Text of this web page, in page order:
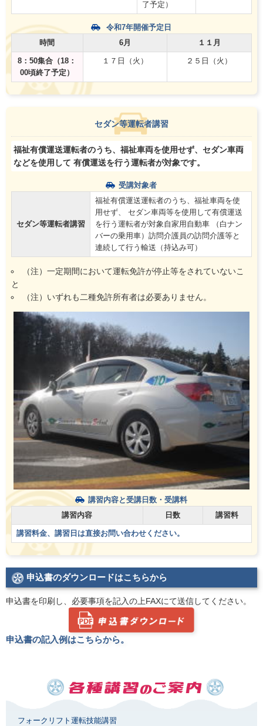
了予定）
令和7年開催予定日
時間
6月 １１月
8：50集合（18：
00頃終了予定）
１７日（火） ２５日（火）
セダン等運転者講習
福祉有償運送運転者のうち、福祉車両を使用せず、セダン車両
などを使用して 有償運送を行う運転者が対象です。
受講対象者
セダン等運転者講習
福祉有償運送運転者のうち、福祉車両を使
用せず、 セダン車両等を使用して有償運送
を行う運転者が対象自家用自動車 （白ナン
バーの乗用車）訪問介護員の訪問介護等と
連続して行う輸送（持込み可）
（注）一定期間において運転免許が停止等をされていないこ
と
（注）いずれも二種免許所有者は必要ありません。
講習内容と受講日数・受講料
講習内容
日数 講習料
講習料金、講習日は直接お問い合わせください。
申込書のダウンロードはこちらから
申込書を印刷し、必要事項を記入の上FAXにて送信してください。
申込書の記入例はこちらから。
フォークリフト運転技能講習